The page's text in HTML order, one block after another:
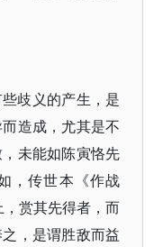
歧义的产生，是
造成，尤其是不
未能如陈寅恪先
，传世本《作战
赏其先得者，而
，是谓胜敌而益